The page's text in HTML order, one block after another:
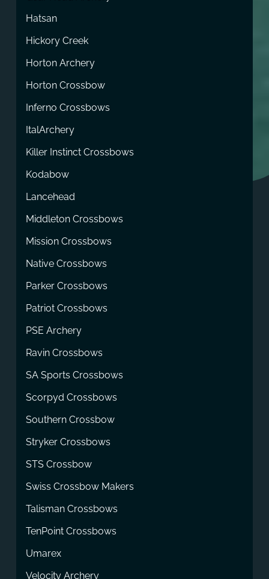
Hatsan
Hickory Creek
Horton Archery
Horton Crossbow
Inferno Crossbows
ItalArchery
Killer Instinct Crossbows
Kodabow
Lancehead
Middleton Crossbows
Mission Crossbows
Native Crossbows
Parker Crossbows
Patriot Crossbows
PSE Archery
Ravin Crossbows
SA Sports Crossbows
Scorpyd Crossbows
Southern Crossbow
Stryker Crossbows
STS Crossbow
Swiss Crossbow Makers
Talisman Crossbows
TenPoint Crossbows
Umarex
Velocity Archery